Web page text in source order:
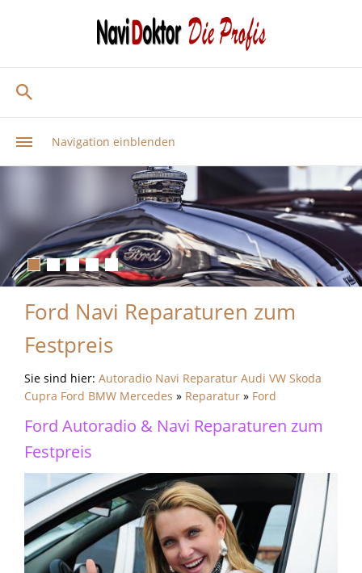
Navigation einblenden
Ford Navi Reparaturen zum
Festpreis
Sie sind hier: Autoradio Navi Reparatur Audi VW Skoda
Cupra Ford BMW Mercedes » Reparatur » Ford
Ford Autoradio & Navi Reparaturen zum
Festpreis